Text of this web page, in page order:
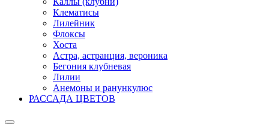
Клематисы
Лилейник
Флоксы
Хоста
Астра, астранция, вероника
Бегония клубневая
Лилии
Анемоны и ранункулюс
РАССАДА ЦВЕТОВ